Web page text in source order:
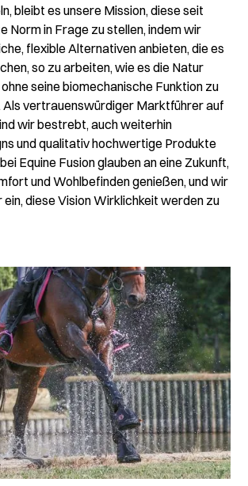
bleibt es unsere Mission, diese seit
Norm in Frage zu stellen, indem wir
flexible Alternativen anbieten, die es
so zu arbeiten, wie es die Natur
seine biomechanische Funktion zu
vertrauenswürdiger Marktführer auf
wir bestrebt, auch weiterhin
und qualitativ hochwertige Produkte
Equine Fusion glauben an eine Zukunft,
und Wohlbefinden genießen, und wir
ein, diese Vision Wirklichkeit werden zu